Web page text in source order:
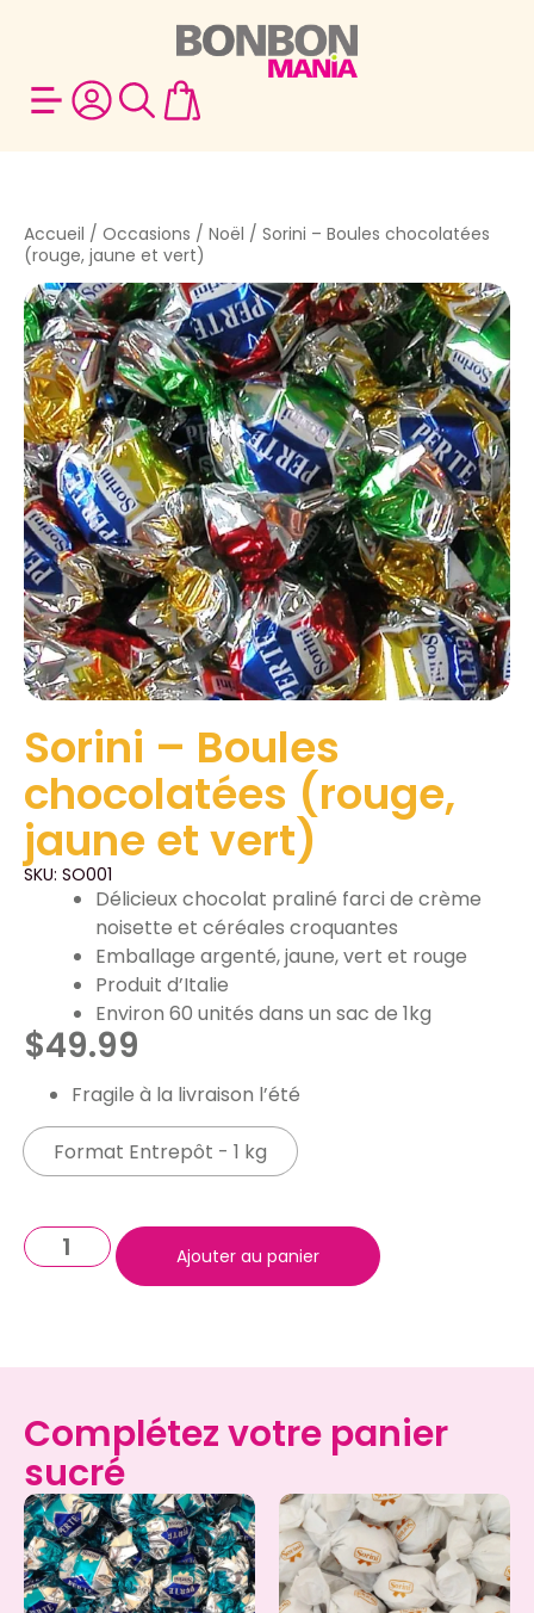
Accueil / Occasions / Noël / Sorini – Boules chocolatées
(rouge, jaune et vert)
Sorini – Boules
chocolatées (rouge,
jaune et vert)
SKU: SO001
Délicieux chocolat praliné farci de crème
noisette et céréales croquantes
Emballage argenté, jaune, vert et rouge
Produit d’Italie
Environ 60 unités dans un sac de 1kg
$49.99
Fragile à la livraison l’été
Format Entrepôt - 1 kg
Ajouter au panier
Complétez votre panier
sucré